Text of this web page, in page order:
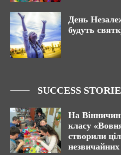
День
будуть
SUCCESS
На
класу
створили